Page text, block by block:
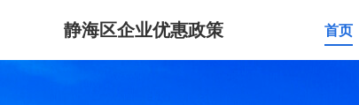
静海区企业优惠政策 首页